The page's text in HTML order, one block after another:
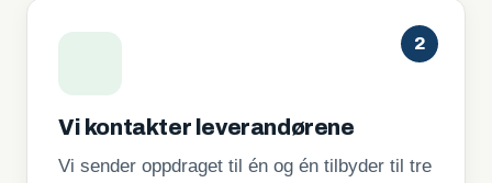
2
Vi kontakter leverandørene
Vi sender oppdraget til én og én tilbyder til tre